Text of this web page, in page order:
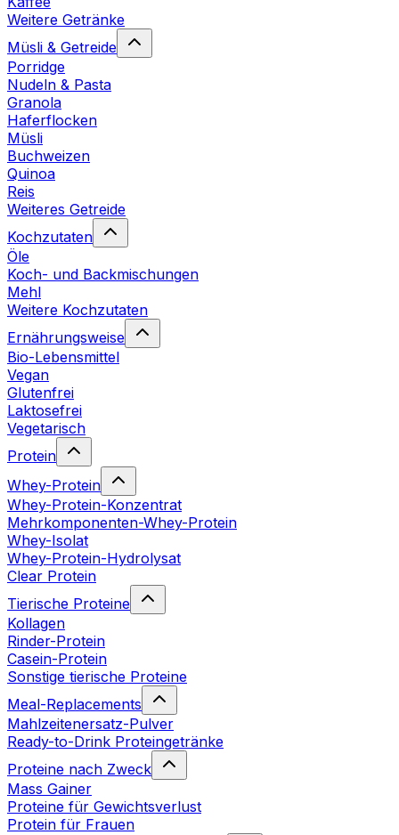
Weitere Getränke
Müsli & Getreide
Porridge
Nudeln & Pasta
Granola
Haferflocken
Müsli
Buchweizen
Quinoa
Reis
Weiteres Getreide
Kochzutaten
Öle
Koch- und Backmischungen
Mehl
Weitere Kochzutaten
Ernährungsweise
Bio-Lebensmittel
Vegan
Glutenfrei
Laktosefrei
Vegetarisch
Protein
Whey-Protein
Whey-Protein-Konzentrat
Mehrkomponenten-Whey-Protein
Whey-Isolat
Whey-Protein-Hydrolysat
Clear Protein
Tierische Proteine
Kollagen
Rinder-Protein
Casein-Protein
Sonstige tierische Proteine
Meal-Replacements
Mahlzeitenersatz-Pulver
Ready-to-Drink Proteingetränke
Proteine nach Zweck
Mass Gainer
Proteine für Gewichtsverlust
Protein für Frauen